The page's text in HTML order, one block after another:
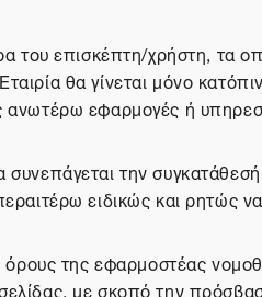
του επισκέπτη/χρήστη, τα
θα γίνεται μόνο
εφαρμογές ή
την
ειδικώς και ρητώς
της εφαρμοστέας
με σκοπό την